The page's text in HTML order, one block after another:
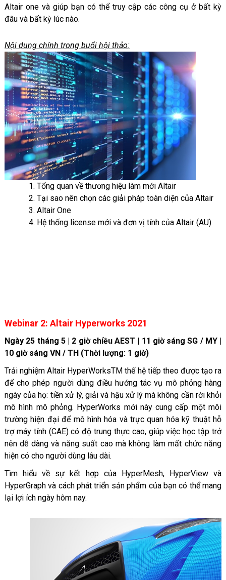
Altair one và giúp bạn có thể truy cập các công cụ ở bất kỳ
đâu và bất kỳ lúc nào.
Nội dung chính trong buổi hội thảo:
1. Tổng quan về thương hiệu làm mới Altair
2. Tại sao nên chọn các giải pháp toàn diện của Altair
3. Altair One
4. Hệ thống license mới và đơn vị tính của Altair (AU)
Webinar 2: Altair Hyperworks 2021
Ngày 25 tháng 5 | 2 giờ chiều AEST | 11 giờ sáng SG / MY |
10 giờ sáng VN / TH (Thời lượng: 1 giờ)
Trải nghiệm Altair HyperWorksTM thế hệ tiếp theo được tạo ra
để cho phép người dùng điều hướng tác vụ mô phỏng hàng
ngày của họ: tiền xử lý, giải và hậu xử lý mà không cần rời khỏi
mô hình mô phỏng. HyperWorks mới này cung cấp một môi
trường hiện đại để mô hình hóa và trực quan hóa kỹ thuật hỗ
trợ máy tính (CAE) có độ trung thực cao, giúp việc học tập trở
nên dễ dàng và năng suất cao mà không làm mất chức năng
hiện có cho người dùng lâu dài.
Tìm hiểu về sự kết hợp của HyperMesh, HyperView và
HyperGraph và cách phát triển sản phẩm của bạn có thể mang
lại lợi ích ngày hôm nay.